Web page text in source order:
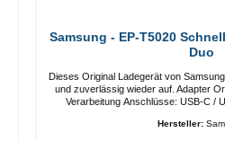
Samsung - EP-T5020
Duo
Dieses Original Ladegerät von
und zuverlässig wieder auf. Adapter Original Samsung Hochwertige
Verarbeitung Anschlüsse: USB-C / USB-C Output: 50W Farbe:
Schwarz/
Hersteller: